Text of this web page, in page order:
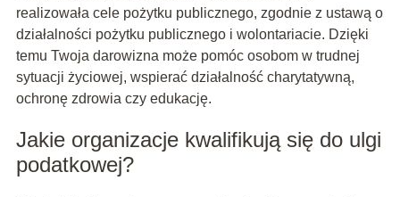
realizowała cele pożytku publicznego, zgodnie z ustawą o
działalności pożytku publicznego i wolontariacie. Dzięki
temu Twoja darowizna może pomóc osobom w trudnej
sytuacji życiowej, wspierać działalność charytatywną,
ochronę zdrowia czy edukację.
Jakie organizacje kwalifikują się do ulgi
podatkowej?